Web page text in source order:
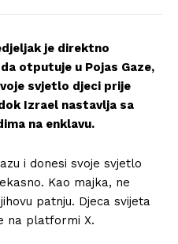
je direktno
otputuje u Pojas Gaze,
svjetlo djeci prije
Izrael nastavlja sa
na enklavu.
i donesi svoje svjetlo
Kao majka, ne
patnju. Djeca svijeta
na platformi X.